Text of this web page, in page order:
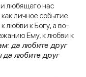
любящего нас
личное событие
любви к Богу, а во-
Ему, к любви к
да любите друг
да любите друг